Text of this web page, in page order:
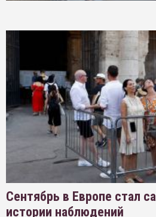
Сентябрь в Европе стал
истории наблюдений